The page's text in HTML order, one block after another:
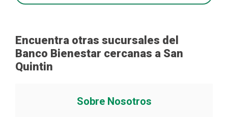
Encuentra otras sucursales del
Banco Bienestar cercanas a San
Quintin
Sobre Nosotros